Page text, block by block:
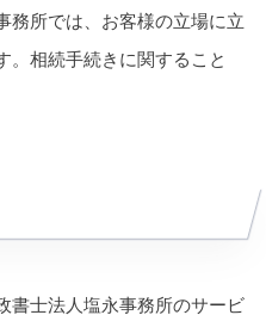
務所では、お客様の立場に立
。相続手続きに関すること
書士法人塩永事務所のサービ